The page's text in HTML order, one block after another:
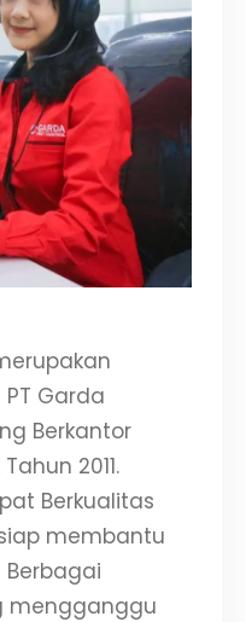
Garda
Berkantor
2011.
Berkualitas
membantu
mengganggu